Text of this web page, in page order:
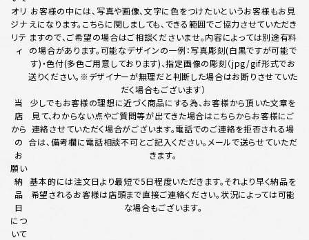
オリ
ジナ
リテ
ィ
お客様の中には、写真や画像、文字に色をつけたいというお客様もお見
えになります。こちらに関しましても、できる範囲でご協力させていただき
ますので、ご希望の場合はご相談くださいませ。内容によっては別途有料
の場合があります。可能なデザインの一例：写真彫刻(白黒ですが可能で
す)・色付(多色ご用意しております)、指定画像の彫刻（jpg/gif形式でお
送りください。※デザイナーが無理だと判断した場合はお断りさせていた
だく場合もございます）
当
店
から
の
お
願い
少しでもお客様の理想に近づく商品にする為、お客様から頂いた文章を
見て、わからない点やご質問等が出てきた場合はこちらからお客様にご
連絡させていただく場合がございます。電話でのご連絡を拒否される場
合は、備考欄に電話相談不可とご記入ください。メールで送らせていただ
きます。
納
品
日
につ
いて
基本的には注文日より最短で5日程度いただきます。それより早く納品を
希望されるお客様は店頭まで直接ご連絡ください。状況によっては可能
な場合もございます。